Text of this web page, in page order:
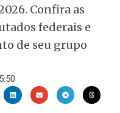
Confira as
federais e
de seu grupo